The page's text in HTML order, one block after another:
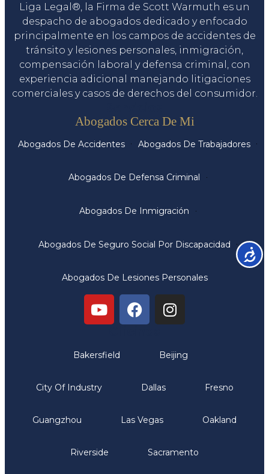
Liga Legal®, la Firma de Scott Warmuth es un
despacho de abogados dedicado y enfocado
principalmente en los campos de accidentes de
tránsito y lesiones personales, inmigración,
compensación laboral y defensa criminal, con
experiencia adicional manejando litigaciones
comerciales y casos de derechos del consumidor.
Abogados Cerca De Mi
Abogados De Accidentes Abogados De Trabajadores
Abogados De Defensa Criminal
Abogados De Inmigración
Abogados De Seguro Social Por Discapacidad
Abogados De Lesiones Personales
Bakersfield Beijing
City Of Industry Dallas Fresno
Guangzhou Las Vegas Oakland
Riverside Sacramento